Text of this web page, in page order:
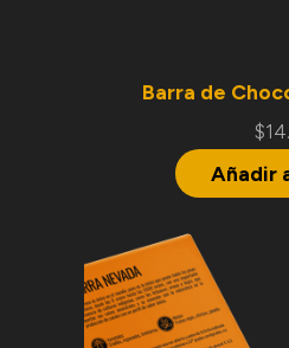
Barra de
$
Añadir